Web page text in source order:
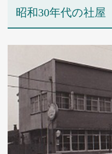
昭和30年代の社屋